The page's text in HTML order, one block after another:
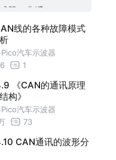
器（非浮
嘴电压（汽
04:30
嘴电流（
嘴电压 vs
线的各种故障模式
汽车示波器
1
《CAN的通讯原理
构》
汽车示波器
73
CAN通讯的波形分